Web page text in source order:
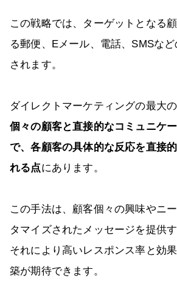
この戦略では、ターゲットとなる
る郵便、Eメール、電話、SMSな
されます。
ダイレクトマーケティングの最大の
個々の顧客と直接的なコミュニケ
で、各顧客の具体的な反応を直接
れる点にあります。
この手法は、顧客個々の興味やニ
タマイズされたメッセージを提供
それにより高いレスポンス率と効
築が期待できます。